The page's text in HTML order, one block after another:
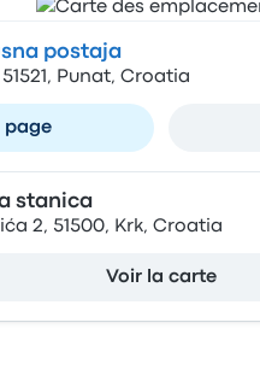
postaja
Punat, Croatia
page
stanica
2, 51500, Krk, Croatia
Voir la carte